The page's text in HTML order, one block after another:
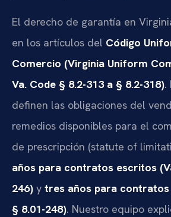
El derecho de garantía en
en los artículos del Código
Comercio (Virginia Uniform
Va. Code § 8.2-313 a § 8.2-318).
definen las obligaciones del
remedios disponibles para el
de prescripción (statute of
años para contratos escritos
246) y tres años para contratos
§ 8.01-248). Nuestro equipo